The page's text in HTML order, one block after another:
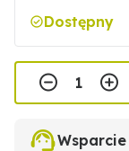
Dostępny